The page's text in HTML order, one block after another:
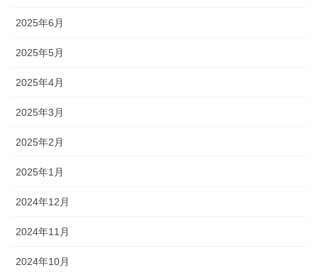
2025年6月
2025年5月
2025年4月
2025年3月
2025年2月
2025年1月
2024年12月
2024年11月
2024年10月